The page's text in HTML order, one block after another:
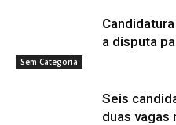
Sem Categoria
a disputa
Seis
duas vagas